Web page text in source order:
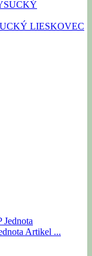
LIESKOVEC
Artikel ...